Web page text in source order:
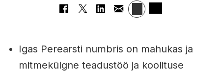
Igas Perearsti numbris on mahukas ja
mitmekülgne teadustöö ja koolituse